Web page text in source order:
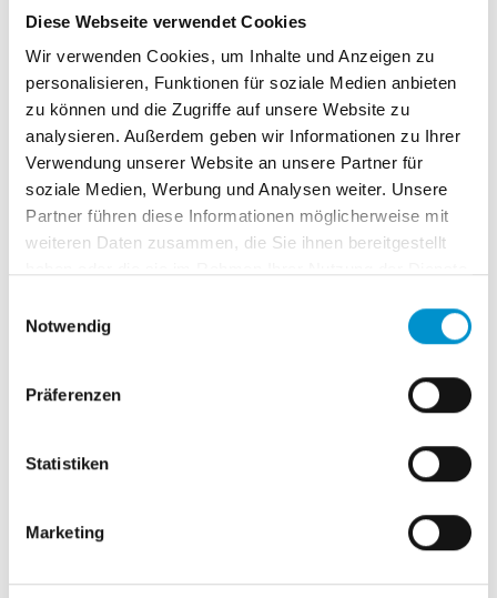
Diese Webseite verwendet Cookies
Wir verwenden Cookies, um Inhalte und Anzeigen zu
personalisieren, Funktionen für soziale Medien anbieten
zu können und die Zugriffe auf unsere Website zu
analysieren. Außerdem geben wir Informationen zu Ihrer
Verwendung unserer Website an unsere Partner für
soziale Medien, Werbung und Analysen weiter. Unsere
Partner führen diese Informationen möglicherweise mit
weiteren Daten zusammen, die Sie ihnen bereitgestellt
Notwendig
Präferenzen
Statistiken
Marketing
Artikel
CO2-Steuer wird seit Monaten heiß
Heizkosten vor Mehrbelastung der Verbrauc